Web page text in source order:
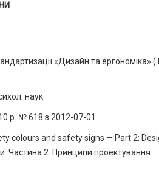
«Дизайн та ергономіка»
наук
р. № 618 з 2012-07-01
colours and safety signs — Part 2:
Частина 2. Принципи проектування